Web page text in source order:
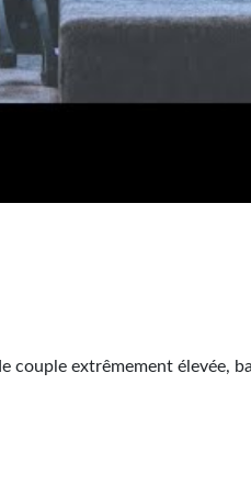
extrêmement élevée,